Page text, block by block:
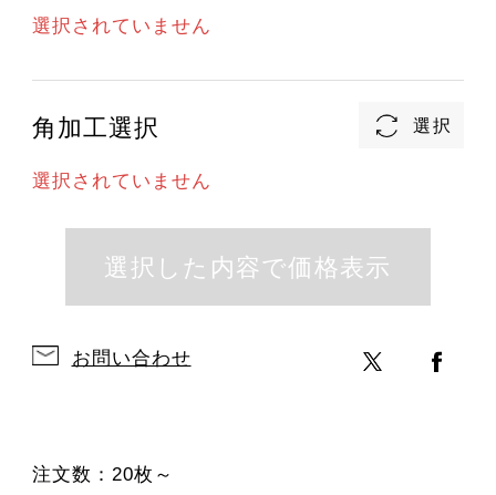
選択されていません
角加工選択
選択されていません
お問い合わせ
注文数：20枚～